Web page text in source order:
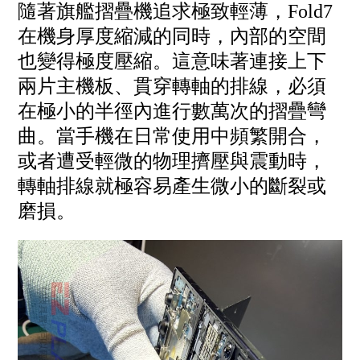
隨著旗艦摺疊機追求極致輕薄，Fold7
在機身厚度縮減的同時，內部的空間
也變得極度壓縮。這意味著連接上下
兩片主機板、貫穿轉軸的排線，必須
在極小的半徑內進行數萬次的摺疊彎
曲。當手機在日常使用中頻繁開合，
或者遭受輕微的物理擠壓與震動時，
轉軸排線就極容易產生微小的斷裂或
磨損。